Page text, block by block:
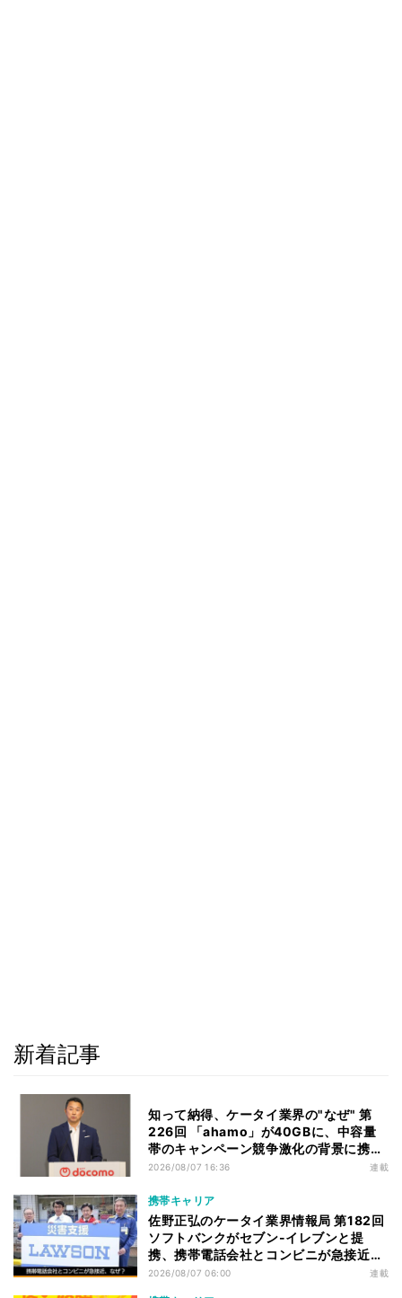
新着記事
知って納得、ケータイ業界の"なぜ" 第
226回 「ahamo」が40GBに、中容量
帯のキャンペーン競争激化の背景に携帯
各社の“迷い”あり
2026/08/07 16:36 連載
携帯キャリア
佐野正弘のケータイ業界情報局 第182回
ソフトバンクがセブン-イレブンと提
携、携帯電話会社とコンビニが急接近す
る理由は
2026/08/07 06:00 連載